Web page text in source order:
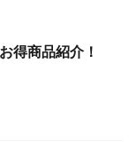
得商品紹介！